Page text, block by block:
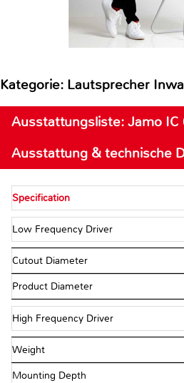
Kategorie: Lautsprecher
Ausstattungsliste: Jamo IC
Ausstattung & technische
Specification
Low Frequency Driver
Cutout Diameter
Product Diameter
High Frequency Driver
Weight
Mounting Depth